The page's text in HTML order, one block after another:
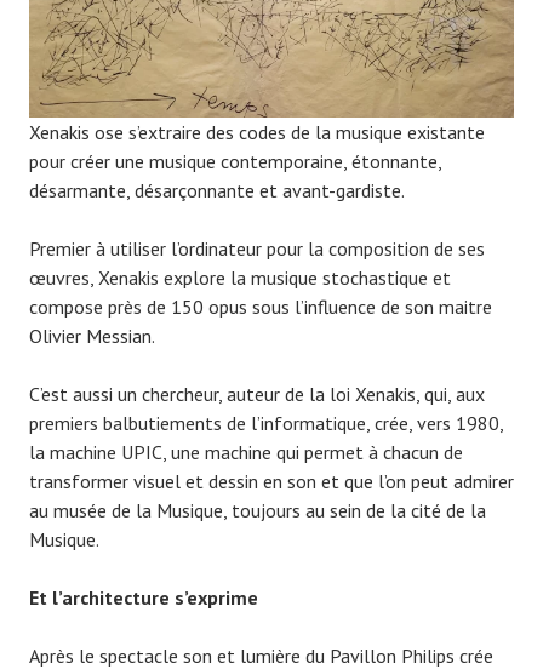
Xenakis ose s’extraire des codes de la musique existante
pour créer une musique contemporaine, étonnante,
désarmante, désarçonnante et avant-gardiste.
Premier à utiliser l’ordinateur pour la composition de ses
œuvres, Xenakis explore la musique stochastique et
compose près de 150 opus sous l’influence de son maitre
Olivier Messian.
C’est aussi un chercheur, auteur de la loi Xenakis, qui, aux
premiers balbutiements de l’informatique, crée, vers 1980,
la machine UPIC, une machine qui permet à chacun de
transformer visuel et dessin en son et que l’on peut admirer
au musée de la Musique, toujours au sein de la cité de la
Musique.
Et l’architecture s’exprime
Après le spectacle son et lumière du Pavillon Philips crée